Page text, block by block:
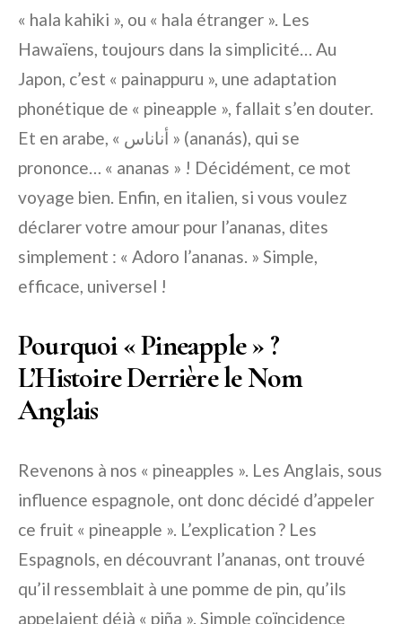
« hala kahiki », ou « hala étranger ». Les
Hawaïens, toujours dans la simplicité… Au
Japon, c’est « painappuru », une adaptation
phonétique de « pineapple », fallait s’en douter.
Et en arabe, « أناناس » (ananás), qui se
prononce… « ananas » ! Décidément, ce mot
voyage bien. Enfin, en italien, si vous voulez
déclarer votre amour pour l’ananas, dites
simplement : « Adoro l’ananas. » Simple,
efficace, universel !
Pourquoi « Pineapple » ?
L’Histoire Derrière le Nom
Anglais
Revenons à nos « pineapples ». Les Anglais, sous
influence espagnole, ont donc décidé d’appeler
ce fruit « pineapple ». L’explication ? Les
Espagnols, en découvrant l’ananas, ont trouvé
qu’il ressemblait à une pomme de pin, qu’ils
appelaient déjà « piña ». Simple coïncidence